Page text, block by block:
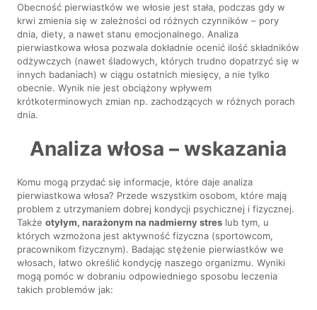
Obecność pierwiastków we włosie jest stała, podczas gdy w
krwi zmienia się w zależności od różnych czynników – pory
dnia, diety, a nawet stanu emocjonalnego. Analiza
pierwiastkowa włosa pozwala dokładnie ocenić ilość składników
odżywczych (nawet śladowych, których trudno dopatrzyć się w
innych badaniach) w ciągu ostatnich miesięcy, a nie tylko
obecnie. Wynik nie jest obciążony wpływem
krótkoterminowych zmian np. zachodzących w różnych porach
dnia.
Analiza włosa – wskazania
Komu mogą przydać się informacje, które daje analiza
pierwiastkowa włosa? Przede wszystkim osobom, które mają
problem z utrzymaniem dobrej kondycji psychicznej i fizycznej.
Takżeotyłym, narażonym na nadmierny stres lub tym, u
których wzmożona jest aktywność fizyczna (sportowcom,
pracownikom fizycznym). Badając stężenie pierwiastków we
włosach, łatwo określić kondycję naszego organizmu. Wyniki
mogą pomóc w dobraniu odpowiedniego sposobu leczenia
takich problemów jak: